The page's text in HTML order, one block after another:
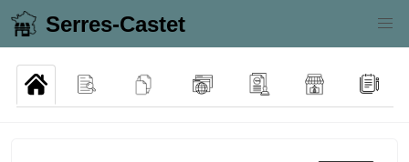
Serres-Castet